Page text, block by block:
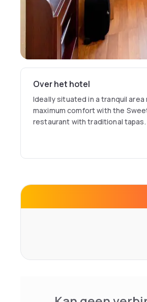
Over het hotel
Ideally situated in a tranquil
maximum comfort with the
restaurant with traditional